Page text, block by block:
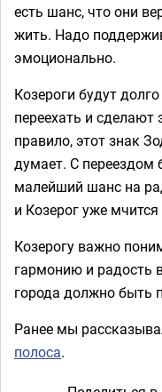
есть шанс, что они
жить. Надо
эмоционально.
Козероги будут
переехать и сделают
правило, этот знак
думает. С переездом
малейший шанс на
и Козерог уже мчится
Козерогу важно
гармонию и радость
города должно быть
Ранее мы
полоса.